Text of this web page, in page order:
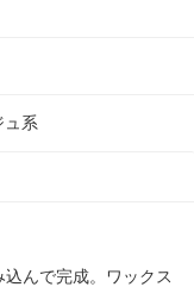
ュ系
んで完成。ワックス